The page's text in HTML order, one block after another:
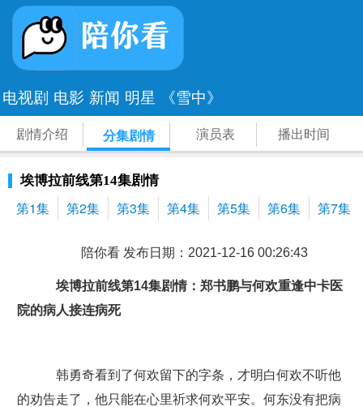
电视剧 电影 新闻 明星 《雪中》
剧情介绍 分集剧情 演员表 播出时间
埃博拉前线第14集剧情
第1集 第2集 第3集 第4集 第5集 第6集 第7集
陪你看 发布日期：2021-12-16 00:26:43
埃博拉前线第14集剧情：郑书鹏与何欢重逢中卡医
院的病人接连病死
韩勇奇看到了何欢留下的字条，才明白何欢不听他
的劝告走了，他只能在心里祈求何欢平安。何东没有把病